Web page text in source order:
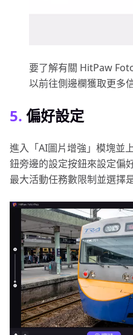
要了解有關 HitPaw
以前往側邊欄獲取更多
5. 偏好設定
進入「AI圖片增強」模塊並
鈕旁邊的設定按鈕來設定偏
最大活動任務數限制並選擇